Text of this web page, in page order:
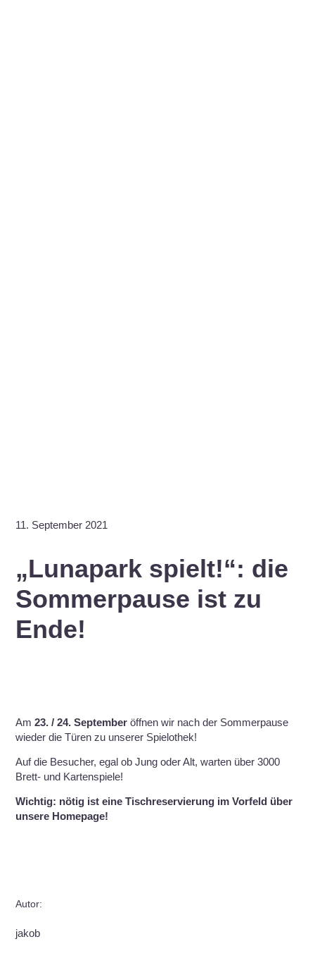
11. September 2021
„Lunapark spielt!“: die
Sommerpause ist zu
Ende!
Am 23. / 24. Septemberöffnen wir nach der Sommerpause
wieder die Türen zu unserer Spielothek!
Auf die Besucher, egal ob Jung oder Alt, warten über 3000
Brett- und Kartenspiele!
Wichtig: nötig ist eine Tischreservierung im Vorfeld über
unsere Homepage!
Autor:
jakob